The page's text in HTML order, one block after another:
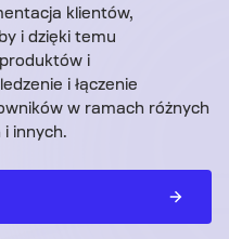
klientów,
i dzięki temu
i
i łączenie
w ramach różnych
innych.